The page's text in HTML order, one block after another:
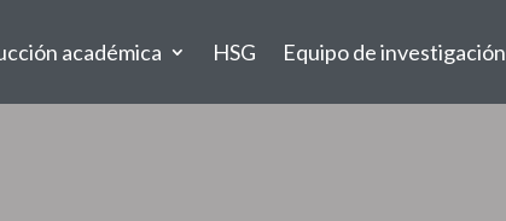
académica HSG Equipo de investigación